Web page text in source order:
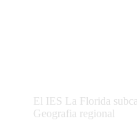
El IES La Florida
Geografia regional